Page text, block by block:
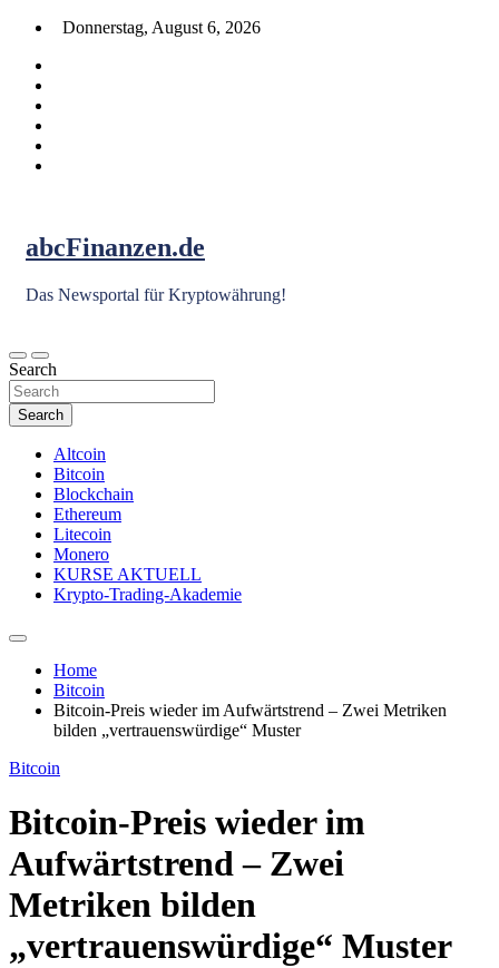
Skip
content
Donnerstag, August 6, 2026
abcFinanzen.de
Das Newsportal für Kryptowährung!
Search
Search
Altcoin
Bitcoin
Blockchain
Ethereum
Litecoin
Monero
KURSE AKTUELL
Krypto-Trading-Akademie
Home
Bitcoin
Bitcoin-Preis wieder im Aufwärtstrend – Zwei Metriken
bilden „vertrauenswürdige“ Muster
Bitcoin
Bitcoin-Preis wieder im
Aufwärtstrend – Zwei
Metriken bilden
„vertrauenswürdige“ Muster